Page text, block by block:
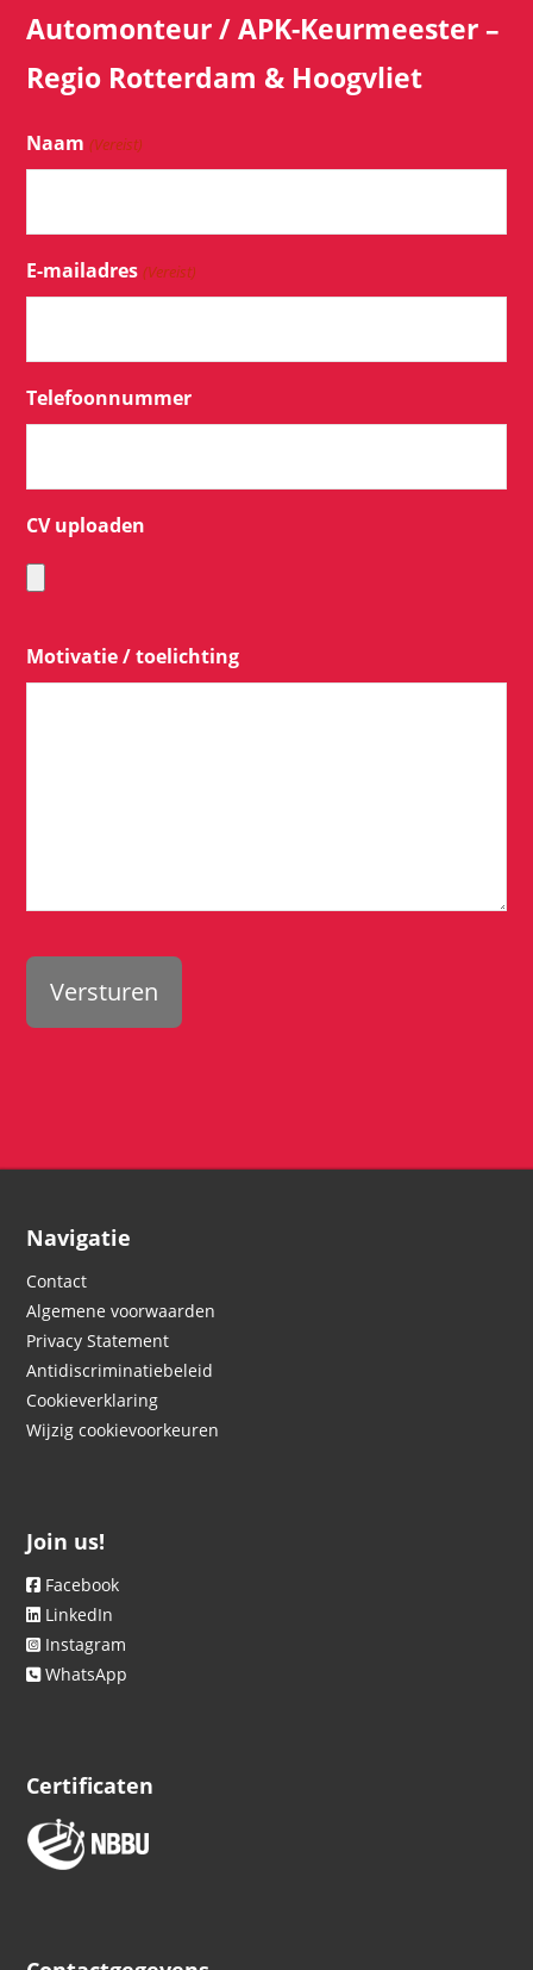
Automonteur / APK-Keurmeester –
Regio Rotterdam & Hoogvliet
Naam (Vereist)
E-mailadres (Vereist)
Telefoonnummer
CV uploaden
Motivatie / toelichting
Navigatie
Contact
Algemene voorwaarden
Privacy Statement
Antidiscriminatiebeleid
Cookieverklaring
Wijzig cookievoorkeuren
Join us!
Facebook
LinkedIn
Instagram
WhatsApp
Certificaten